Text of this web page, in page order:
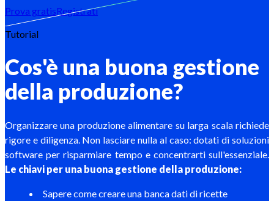
Prova gratisRegistrati
Tutorial
Cos'è una buona gestione
della produzione?
Organizzare una produzione alimentare su larga scala richiede
rigore e diligenza. Non lasciare nulla al caso: dotati di soluzioni
software per risparmiare tempo e concentrarti sull'essenziale.
Le chiavi per una buona gestione della produzione:
Sapere come creare una banca dati di ricette